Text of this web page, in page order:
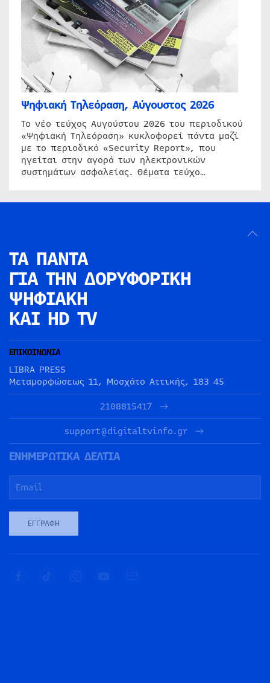
Ψηφιακή Τηλεόραση, Αύγουστος 2026
Το νέο τεύχος Αυγούστου 2026 του περιοδικού
«Ψηφιακή Τηλεόραση» κυκλοφορεί πάντα μαζί
με το περιοδικό «Security Report», που
ηγείται στην αγορά των ηλεκτρονικών
συστημάτων ασφαλείας. Θέματα τεύχο…
ΤΑ ΠΑΝΤΑ
ΓΙΑ ΤΗΝ ΔΟΡΥΦΟΡΙΚΗ
ΨΗΦΙΑΚΗ
ΚΑΙ HD TV
ΕΠΙΚΟΙΝΩΝΙΑ
LIBRA PRESS
Μεταμορφώσεως 11, Μοσχάτο Αττικής, 183 45
2108815417
support@digitaltvinfo.gr
ΕΝΗΜΕΡΩΤΙΚΑ ΔΕΛΤΙΑ
ΕΓΓΡΑΦΉ